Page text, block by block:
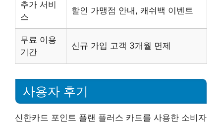
추가 서비
스
할인 가맹점 안내, 캐쉬백 이벤트
무료 이용
기간
신규 가입 고객 3개월 면제
사용자 후기
신한카드 포인트 플랜 플러스 카드를 사용한 소비자